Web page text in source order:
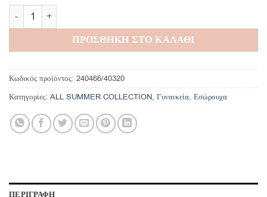
Isla Bottom ποσότητα
ΠΡΟΣΘΗΚΗ ΣΤΟ ΚΑΛΑΘΙ
Κωδικός προϊόντος: 240466/40320
Κατηγορίες: ALL SUMMER COLLECTION, Γυναικεία, Εσώρουχα
ΠΕΡΙΓΡΑΦΗ